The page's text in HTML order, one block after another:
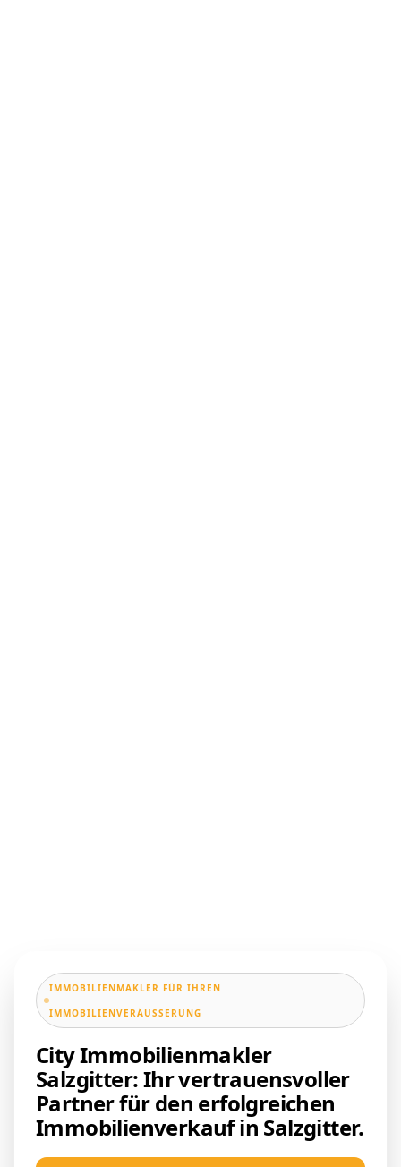
IMMOBILIENMAKLER FÜR IHREN
IMMOBILIENVERÄUSSERUNG
City Immobilienmakler
Salzgitter: Ihr vertrauensvoller
Partner für den erfolgreichen
Immobilienverkauf in Salzgitter.